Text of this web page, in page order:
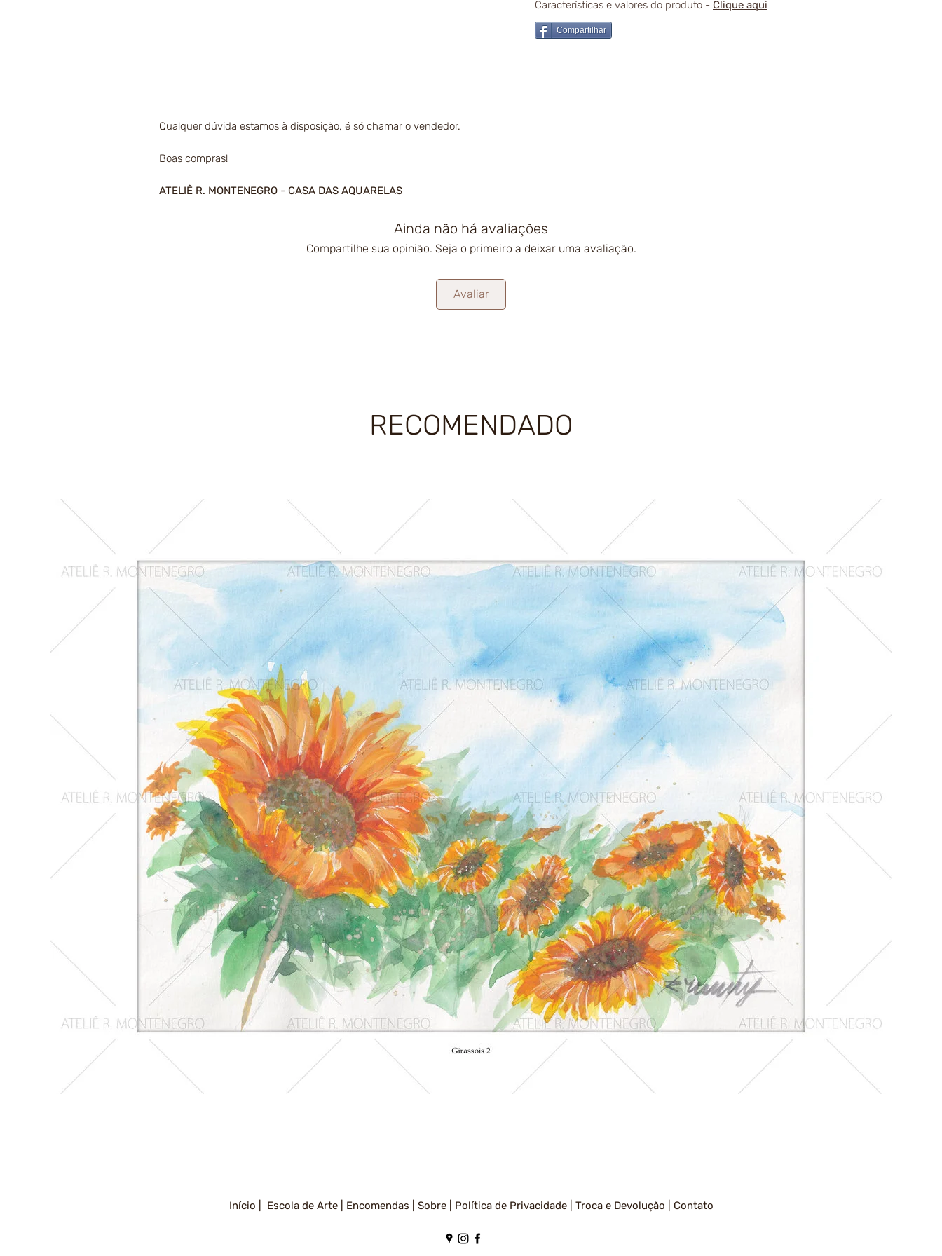
Qualquer dúvida estamos à disposição, é só chamar o vendedor.
Boas compras!
ATELIÊ R. MONTENEGRO - CASA DAS AQUARELAS
Ainda não há avaliações
Compartilhe sua opinião. Seja o primeiro a deixar uma avaliação.
Avaliar
Características e valores do produto - Clique aqui
Compartilhar
RECOMENDADO
Início | Escola de Arte | Encomendas | Sobre | Política de Privacidade| Troca e Devolução Contato